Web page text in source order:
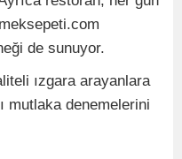
de sunuyor.
ızgara arayanlara
mutlaka denemelerini